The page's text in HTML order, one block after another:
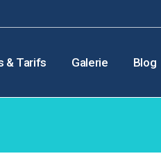
& Tarifs Galerie Blog